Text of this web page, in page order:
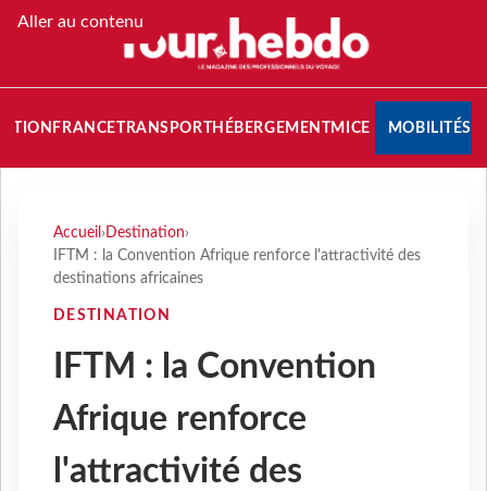
Aller au contenu
FRANCETRANSPORT HÉBERGEMENTMICE MOBILITÉS
Accueil › Destination›
IFTM : la Convention Afrique renforce l'attractivité des
destinations africaines
DESTINATION
IFTM : la Convention
Afrique renforce
l'attractivité des